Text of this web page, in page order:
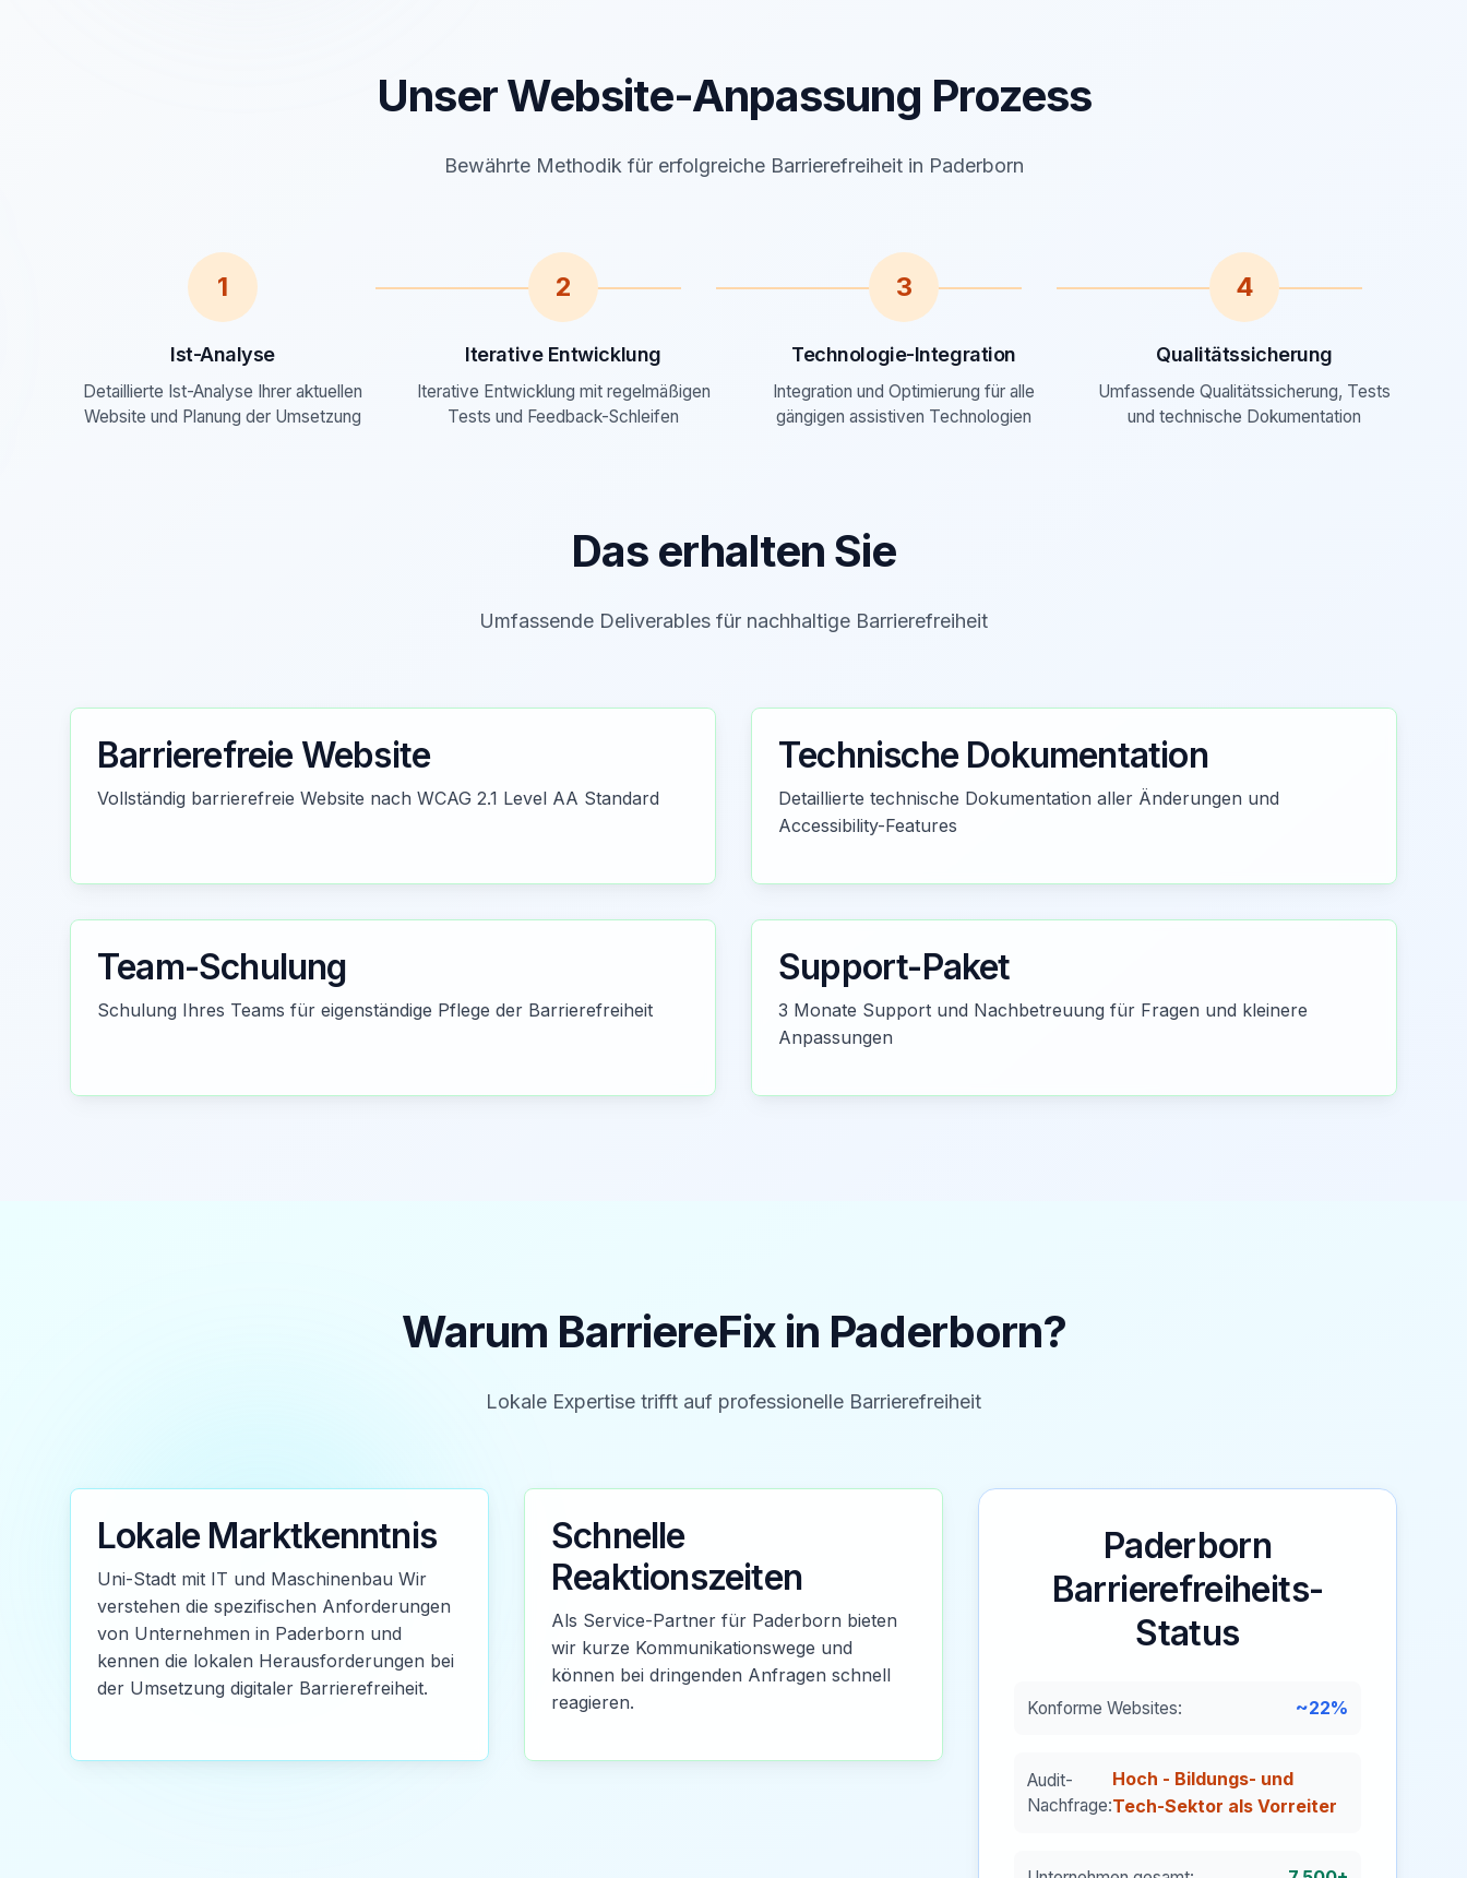
Unser Website-Anpassung Prozess
Bewährte Methodik für erfolgreiche Barrierefreiheit in Paderborn
1
Ist-Analyse
Detaillierte Ist-Analyse Ihrer aktuellen
Website und Planung der Umsetzung
2
Iterative Entwicklung
Iterative Entwicklung mit regelmäßigen
Tests und Feedback-Schleifen
3
Technologie-Integration
Integration und Optimierung für alle
gängigen assistiven Technologien
4
Qualitätssicherung
Umfassende Qualitätssicherung, Tests
und technische Dokumentation
Das erhalten Sie
Umfassende Deliverables für nachhaltige Barrierefreiheit
Barrierefreie Website
Vollständig barrierefreie Website nach WCAG 2.1 Level AA Standard
Technische Dokumentation
Detaillierte technische Dokumentation aller Änderungen und
Accessibility-Features
Team-Schulung
Schulung Ihres Teams für eigenständige Pflege der Barrierefreiheit
Support-Paket
3 Monate Support und Nachbetreuung für Fragen und kleinere
Anpassungen
Warum BarriereFix in Paderborn?
Lokale Expertise trifft auf professionelle Barrierefreiheit
Lokale Marktkenntnis
Uni-Stadt mit IT und Maschinenbau Wir
verstehen die spezifischen Anforderungen
von Unternehmen in Paderborn und
kennen die lokalen Herausforderungen bei
der Umsetzung digitaler Barrierefreiheit.
Schnelle
Reaktionszeiten
Als Service-Partner für Paderborn bieten
wir kurze Kommunikationswege und
können bei dringenden Anfragen schnell
reagieren.
Paderborn
Barrierefreiheits-
Status
Konforme Websites: ~22%
Audit-
Nachfrage:
Hoch - Bildungs- und
Tech-Sektor als Vorreiter